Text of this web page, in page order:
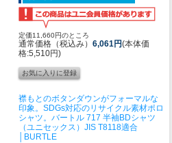
定価11,660円のところ
通常価格（税込み） 6,061円(本体価
格:5,510円)
襟もとのボタンダウンがフォーマルな
印象。SDGs対応のリサイクル素材ポロ
シャツ。 バートル 717 半袖BDシャツ
（ユニセックス）JIS T8118適合
│BURTLE